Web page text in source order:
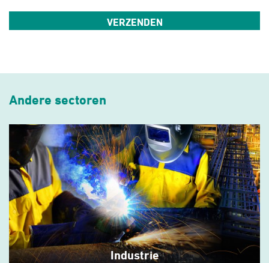
Andere sectoren
Industrie